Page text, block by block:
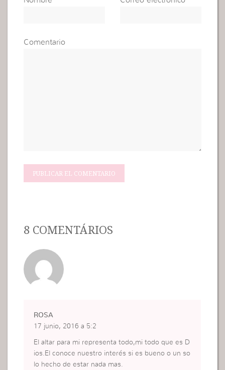
Comentario
8 COMENTÁRIOS
ROSA
17 junio, 2016 a 5:2
El altar para mi representa todo,mi todo que es D
ios.El conoce nuestro interés si es bueno o un so
lo hecho de estar nada mas.